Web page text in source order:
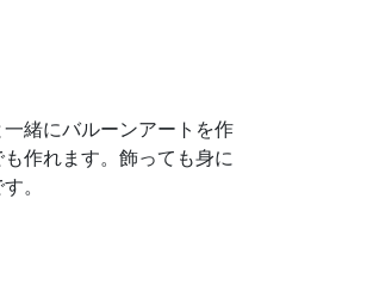
緒にバルーンアートを作
作れます。飾っても身に
。